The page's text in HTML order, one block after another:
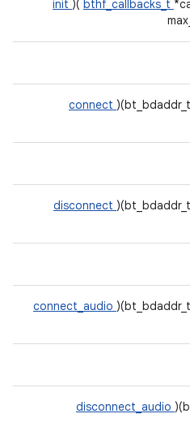
init )( bthf_callbacks_t
connect
disconnect
connect_audio
disconnect_audio